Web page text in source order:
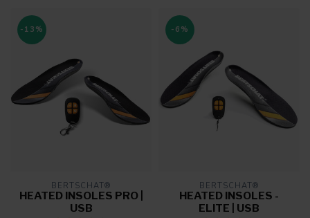
-13%
BERTSCHAT®
HEATED INSOLES PRO |
USB
-6%
BERTSCHAT®
HEATED INSOLES -
ELITE | USB